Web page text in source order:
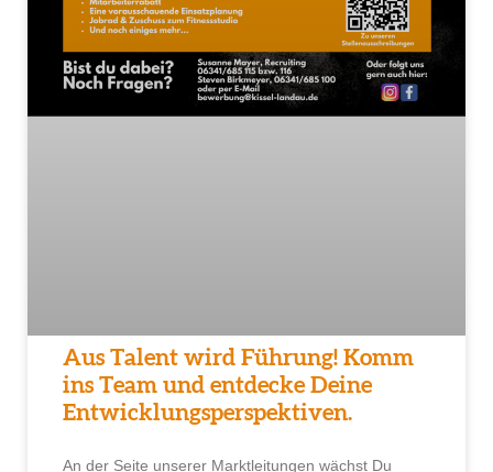
Aus Talent wird Führung! Komm
ins Team und entdecke Deine
Entwicklungsperspektiven.
An der Seite unserer Marktleitungen wächst Du